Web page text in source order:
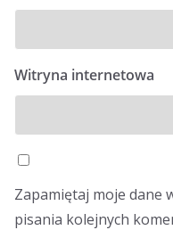
Witryna internetowa
Zapamiętaj moje dane
pisania kolejnych